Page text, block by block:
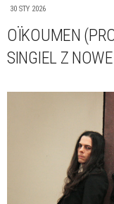
30 STY 2026
OÏKOUMEN
SINGIEL Z